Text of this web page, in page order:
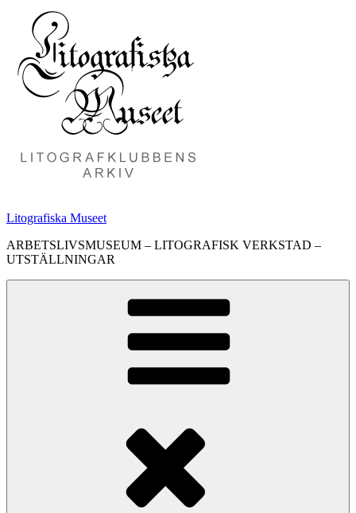
Litografiska Museet
ARBETSLIVSMUSEUM – LITOGRAFISK VERKSTAD –
UTSTÄLLNINGAR